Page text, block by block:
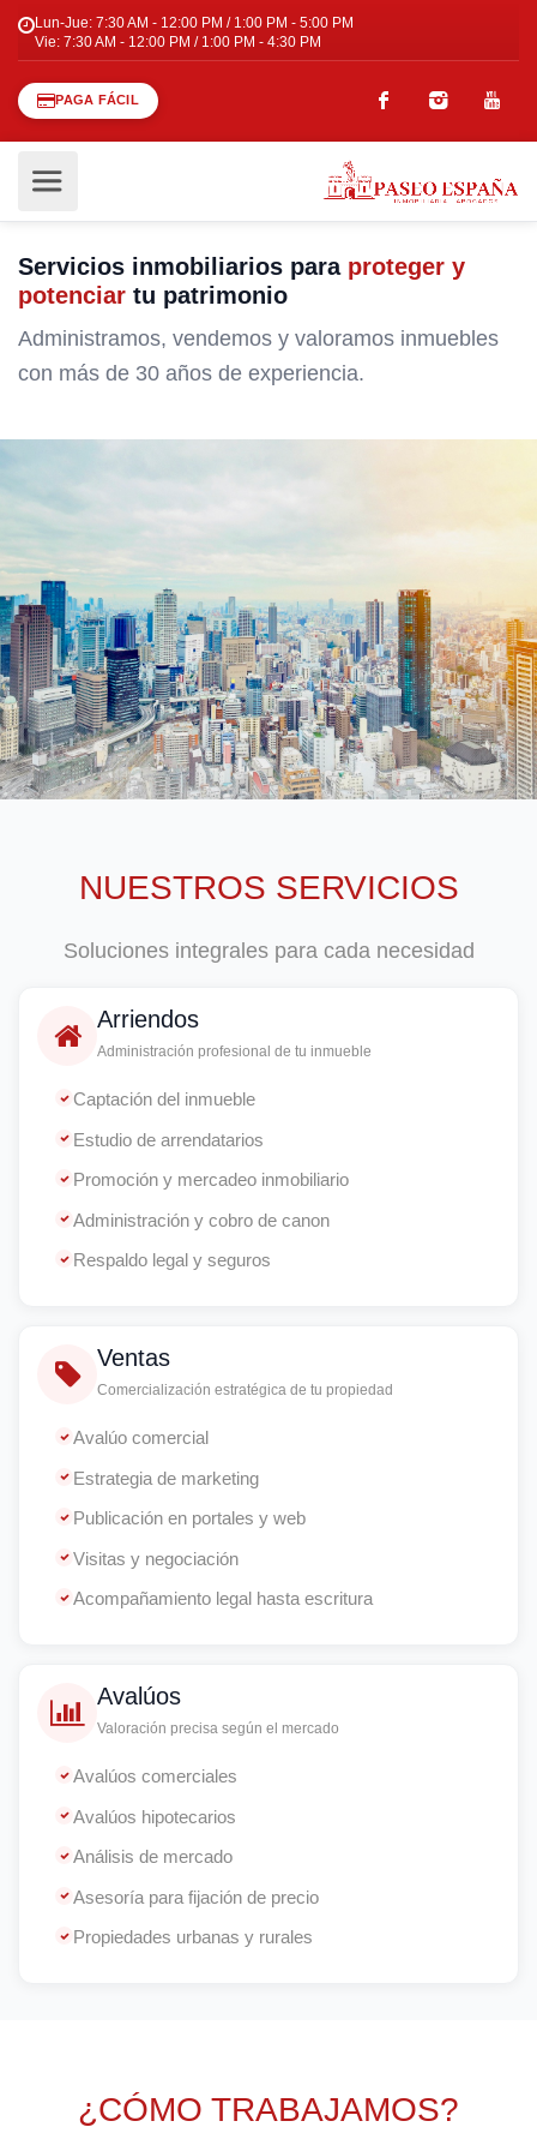
Lun-Jue: 7:30 AM - 12:00 PM / 1:00 PM - 5:00 PM
Vie: 7:30 AM - 12:00 PM / 1:00 PM - 4:30 PM
PAGA FÁCIL
Servicios inmobiliarios para proteger y
potenciar tu patrimonio
Administramos, vendemos y valoramos inmuebles
con más de 30 años de experiencia.
NUESTROS SERVICIOS
Soluciones integrales para cada necesidad
Arriendos
Administración profesional de tu inmueble
Captación del inmueble
Estudio de arrendatarios
Promoción y mercadeo inmobiliario
Administración y cobro de canon
Respaldo legal y seguros
Ventas
Comercialización estratégica de tu propiedad
Avalúo comercial
Estrategia de marketing
Publicación en portales y web
Visitas y negociación
Acompañamiento legal hasta escritura
Avalúos
Valoración precisa según el mercado
Avalúos comerciales
Avalúos hipotecarios
Análisis de mercado
Asesoría para fijación de precio
Propiedades urbanas y rurales
¿CÓMO TRABAJAMOS?